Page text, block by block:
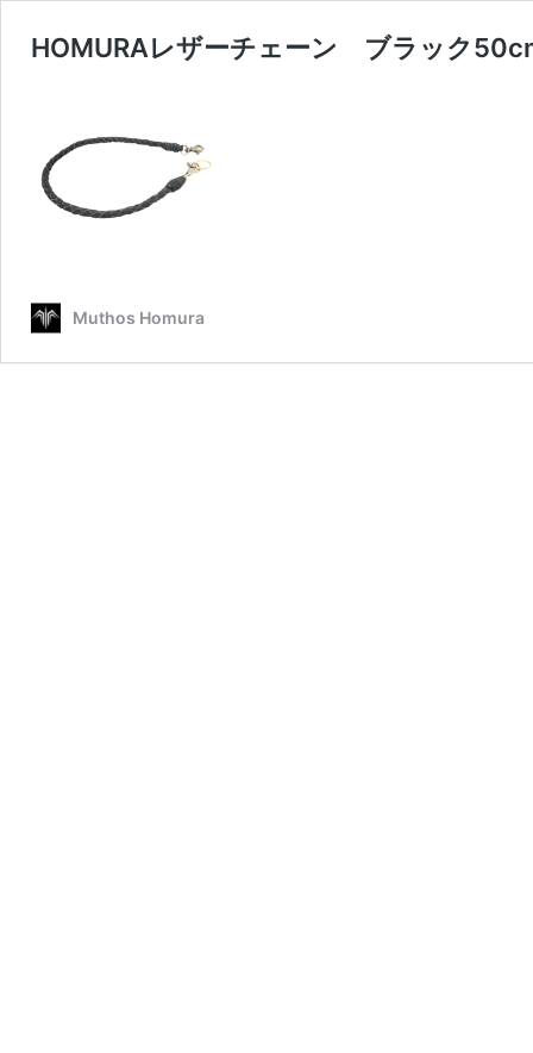
HOMURAレザーチェーン ブラック
Muthos Homura